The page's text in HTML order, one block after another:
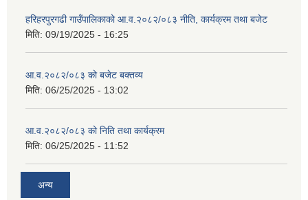
हरिहरपुरगढी गाउँपालिकाको आ.व.२०८२/०८३ नीति, कार्यक्रम तथा बजेट
मिति: 09/19/2025 - 16:25
आ.व.२०८२/०८३ को बजेट बक्तव्य
मिति: 06/25/2025 - 13:02
आ.व.२०८२/०८३ को निति तथा कार्यक्रम
मिति: 06/25/2025 - 11:52
अन्य